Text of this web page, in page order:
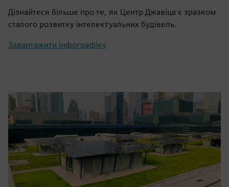
Дізнайтеся більше про те, як Центр Джавіца є зразком
сталого розвитку інтелектуальних будівель.
Завантажити інфографіку